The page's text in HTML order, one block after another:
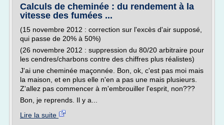
Calculs de cheminée : du rendement à la
vitesse des fumées ...
(15 novembre 2012 : correction sur l'excès d'air supposé,
qui passe de 20% à 50%)
(26 novembre 2012 : suppression du 80/20 arbitraire pour
les cendres/charbons contre des chiffres plus réalistes)
J'ai une cheminée maçonnée. Bon, ok, c'est pas moi mais
la maison, et en plus elle n'en a pas une mais plusieurs.
Z'allez pas commencer à m'embrouiller l'esprit, non???
Bon, je reprends. Il y a...
Lire la suite